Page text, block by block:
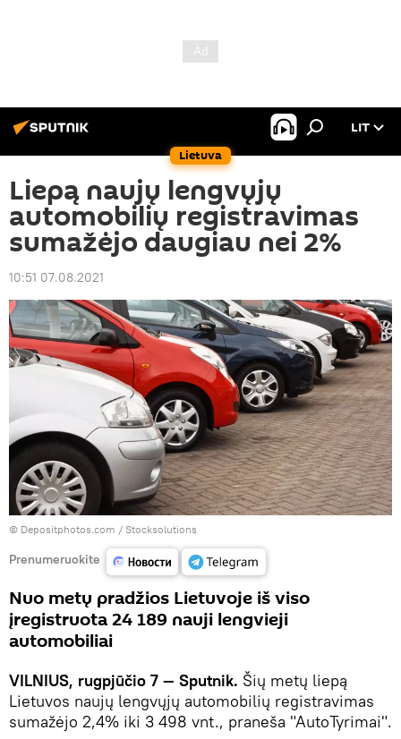
Lietuva
LIT
Liepą naujų lengvųjų
automobilių registravimas
sumažėjo daugiau nei 2%
10:51 07.08.2021
© Depositphotos.com / Stocksolutions
Prenumeruokite
Nuo metų pradžios Lietuvoje iš viso
įregistruota 24 189 nauji lengvieji
automobiliai
VILNIUS, rugpjūčio 7 — Sputnik. Šių metų liepą
Lietuvos naujų lengvųjų automobilių registravimas
sumažėjo 2,4% iki 3 498 vnt., praneša "AutoTyrimai".